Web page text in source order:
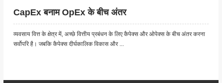
CapEx बनाम OpEx के बीच अंतर
व्यवसाय वित्त के क्षेत्र में, अच्छे वित्तीय प्रबंधन के लिए कैपेक्स और ओपेक्स के बीच अंतर करना
सर्वोपरि है। जबकि कैपेक्स दीर्घकालिक विकास और ...